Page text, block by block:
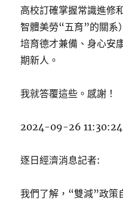
高校訂確掌握常識進修
智體美勞“五育”的關系
培育德才兼備、身心安
期新人。
我就答覆這些。感謝！
2024-09-26 11:30:24
逐日經濟消息記者:
我們了解，“雙減”政策